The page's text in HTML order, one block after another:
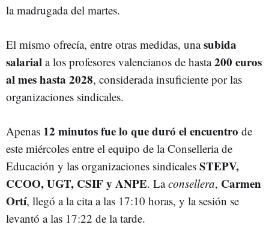
la madrugada del martes.
El mismo ofrecía, entre otras medidas, unasubida
salarial a los profesores valencianos de hasta200 euros
al mes hasta 2028, considerada insuficiente por las
organizaciones sindicales.
Apenas 12 minutos fue lo que duró el encuentro de
este miércoles entre el equipo de la Conselleria de
Educación y las organizaciones sindicales STEPV,
CCOO, UGT, CSIF y ANPE. Laconsellera, Carmen
Ortí, llegó a la cita a las 17:10 horas, y la sesión se
levantó a las 17:22 de la tarde.